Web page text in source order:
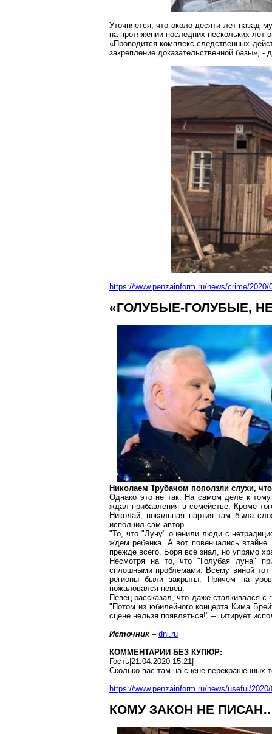
Уточняется, что около десяти летназад
на протяжении последних нескольких лет
«Проводится комплекс следственных
закрепление доказательственной базы»,
https://www.penzainform.ru/news/crime/
«ГОЛУБЫЕ-ГОЛУБЫЕ,
Николаем Трубачом поползли слухи,
Однако это не так. На самом деле к
ждал прибавления в семействе. Кроме
Николай, вокальная партия там была
исполнил сам автор.
"То, что "Луну" оценили люди с
ждем ребенка. А вот повенчались
прежде всего. Боря все знал, но упрямо
Несмотря на то, что " Голубая луна"
сплошными проблемами. Всему виной тот
регионы были закрыты. Причем на
пожаловался певец.
Певец рассказал, что даже сталкивался с
"Потом из юбилейного концерта Кима
сцене нельзя появляться!" – цитирует
Источник – dni.ru
КОММЕНТАРИИ БЕЗ КУПЮР:
Гость|21.04.2020 15:21|
Сколько вас там на сцене перекрашенных
https://www.penzainform.ru/news/useful/
КОМУ ЗАКОН НЕ